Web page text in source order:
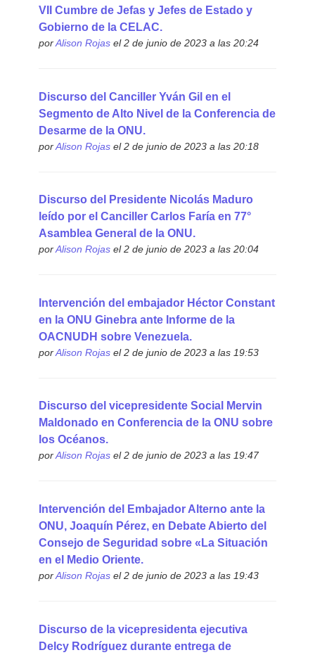
VII Cumbre de Jefas y Jefes de Estado y
Gobierno de la CELAC.
porAlison Rojasel 2 de junio de 2023 a las 20:24
Discurso del Canciller Yván Gil en el
Segmento de Alto Nivel de la Conferencia de
Desarme de la ONU.
porAlison Rojasel 2 de junio de 2023 a las 20:18
Discurso del Presidente Nicolás Maduro
leído por el Canciller Carlos Faría en 77°
Asamblea General de la ONU.
porAlison Rojasel 2 de junio de 2023 a las 20:04
Intervención del embajador Héctor Constant
en la ONU Ginebra ante Informe de la
OACNUDH sobre Venezuela.
porAlison Rojasel 2 de junio de 2023 a las 19:53
Discurso del vicepresidente Social Mervin
Maldonado en Conferencia de la ONU sobre
los Océanos.
porAlison Rojasel 2 de junio de 2023 a las 19:47
Intervención del Embajador Alterno ante la
ONU, Joaquín Pérez, en Debate Abierto del
Consejo de Seguridad sobre «La Situación
en el Medio Oriente.
porAlison Rojasel 2 de junio de 2023 a las 19:43
Discurso de la vicepresidenta ejecutiva
Delcy Rodríguez durante entrega de